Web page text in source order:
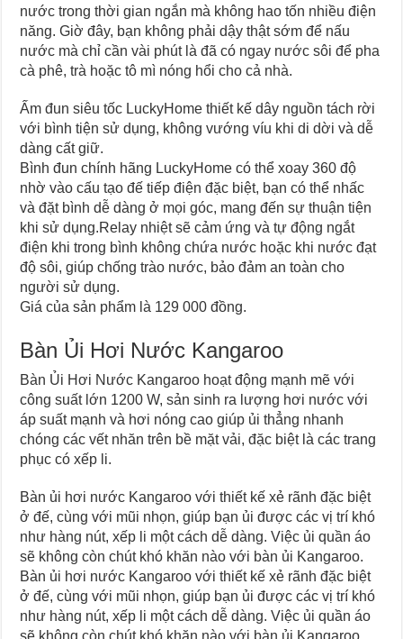
nước trong thời gian ngắn mà không hao tốn nhiều điện
năng. Giờ đây, bạn không phải dậy thật sớm để nấu
nước mà chỉ cần vài phút là đã có ngay nước sôi để pha
cà phê, trà hoặc tô mì nóng hổi cho cả nhà.
Ấm đun siêu tốc LuckyHome thiết kế dây nguồn tách rời
với bình tiện sử dụng, không vướng víu khi di dời và dễ
dàng cất giữ.
Bình đun chính hãng LuckyHome có thể xoay 360 độ
nhờ vào cấu tạo đế tiếp điện đặc biệt, bạn có thể nhấc
và đặt bình dễ dàng ở mọi góc, mang đến sự thuận tiện
khi sử dụng.Relay nhiệt sẽ cảm ứng và tự động ngắt
điện khi trong bình không chứa nước hoặc khi nước đạt
độ sôi, giúp chống trào nước, bảo đảm an toàn cho
người sử dụng.
Giá của sản phẩm là 129 000 đồng.
Bàn Ủi Hơi Nước Kangaroo
Bàn Ủi Hơi Nước Kangaroo hoạt động mạnh mẽ với
công suất lớn 1200 W, sản sinh ra lượng hơi nước với
áp suất mạnh và hơi nóng cao giúp ủi thẳng nhanh
chóng các vết nhăn trên bề mặt vải, đặc biệt là các trang
phục có xếp li.
Bàn ủi hơi nước Kangaroo với thiết kế xẻ rãnh đặc biệt
ở đế, cùng với mũi nhọn, giúp bạn ủi được các vị trí khó
như hàng nút, xếp li một cách dễ dàng. Việc ủi quần áo
sẽ không còn chút khó khăn nào với bàn ủi Kangaroo.
Bàn ủi hơi nước Kangaroo với thiết kế xẻ rãnh đặc biệt
ở đế, cùng với mũi nhọn, giúp bạn ủi được các vị trí khó
như hàng nút, xếp li một cách dễ dàng. Việc ủi quần áo
sẽ không còn chút khó khăn nào với bàn ủi Kangaroo.